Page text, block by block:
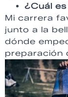
¿Cuál
Mi carrera
junto a la
dónde
preparación